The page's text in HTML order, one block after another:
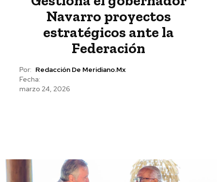
Navarro proyectos
estratégicos ante la
Federación
Por: Redacción De Meridiano.mx
Fecha:
marzo 24, 2026